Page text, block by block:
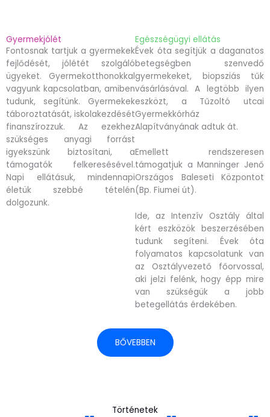
Gyermekjólét
Fontosnak tartjuk a gyermekek
fejlődését, jólétét szolgáló
ügyeket. Gyermekotthonokkal
vagyunk kapcsolatban, amiben
tudunk, segítünk. Gyermekek
táboroztatását, iskolakezdését
finanszírozzuk. Az ezekhez
szükséges anyagi forrást
igyekszünk biztosítani, a
támogatók felkeresésével.
Napi ellátásuk, mindennapi
életük szebbé tételén
dolgozunk.
Egészségügyi ellátás
Évek óta segítjük a daganatos
betegségben szenvedő
gyermekeket, biopsziás tűk
vásárlásával. A legtöbb ilyen
eszközt, a Tűzoltó utcai
Gyermekkórház
Alapítványának adtuk át.
Emellett rendszeresen
támogatjuk a Manninger Jenő
Országos Baleseti Központot
(Bp. Fiumei út).
Ide, az Intenzív Osztály által
kért eszközök beszerzésében
tudunk segíteni. Évek óta
folyamatos kapcsolatunk van
az Osztályvezető főorvossal,
aki jelzi felénk, hogy épp mire
van szükségük a jobb
betegellátás érdekében.
BŐVEBBEN
Történetek